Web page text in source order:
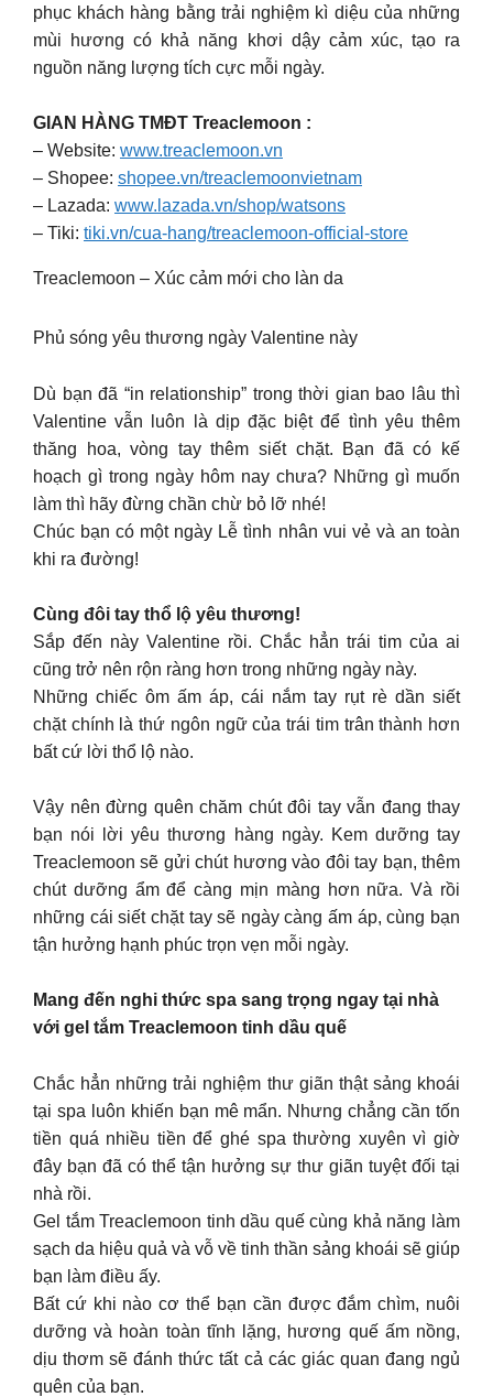
phục khách hàng bằng trải nghiệm kì diệu của những
mùi hương có khả năng khơi dậy cảm xúc, tạo ra
nguồn năng lượng tích cực mỗi ngày.
GIAN HÀNG TMĐT Treaclemoon :
– Website: www.treaclemoon.vn
– Shopee: shopee.vn/treaclemoonvietnam
– Lazada: www.lazada.vn/shop/watsons
– Tiki: tiki.vn/cua-hang/treaclemoon-official-store
Treaclemoon – Xúc cảm mới cho làn da
Phủ sóng yêu thương ngày Valentine này
Dù bạn đã “in relationship” trong thời gian bao lâu thì
Valentine vẫn luôn là dịp đặc biệt để tình yêu thêm
thăng hoa, vòng tay thêm siết chặt. Bạn đã có kế
hoạch gì trong ngày hôm nay chưa? Những gì muốn
làm thì hãy đừng chần chừ bỏ lỡ nhé!
Chúc bạn có một ngày Lễ tình nhân vui vẻ và an toàn
khi ra đường!
Cùng đôi tay thổ lộ yêu thương!
Sắp đến này Valentine rồi. Chắc hẳn trái tim của ai
cũng trở nên rộn ràng hơn trong những ngày này.
Những chiếc ôm ấm áp, cái nắm tay rụt rè dần siết
chặt chính là thứ ngôn ngữ của trái tim trân thành hơn
bất cứ lời thổ lộ nào.
Vậy nên đừng quên chăm chút đôi tay vẫn đang thay
bạn nói lời yêu thương hàng ngày. Kem dưỡng tay
Treaclemoon sẽ gửi chút hương vào đôi tay bạn, thêm
chút dưỡng ẩm để càng mịn màng hơn nữa. Và rồi
những cái siết chặt tay sẽ ngày càng ấm áp, cùng bạn
tận hưởng hạnh phúc trọn vẹn mỗi ngày.
Mang đến nghi thức spa sang trọng ngay tại nhà
với gel tắm Treaclemoon tinh dầu quế
Chắc hẳn những trải nghiệm thư giãn thật sảng khoái
tại spa luôn khiến bạn mê mẩn. Nhưng chẳng cần tốn
tiền quá nhiều tiền để ghé spa thường xuyên vì giờ
đây bạn đã có thể tận hưởng sự thư giãn tuyệt đối tại
nhà rồi.
Gel tắm Treaclemoon tinh dầu quế cùng khả năng làm
sạch da hiệu quả và vỗ về tinh thần sảng khoái sẽ giúp
bạn làm điều ấy.
Bất cứ khi nào cơ thể bạn cần được đắm chìm, nuôi
dưỡng và hoàn toàn tĩnh lặng, hương quế ấm nồng,
dịu thơm sẽ đánh thức tất cả các giác quan đang ngủ
quên của bạn.